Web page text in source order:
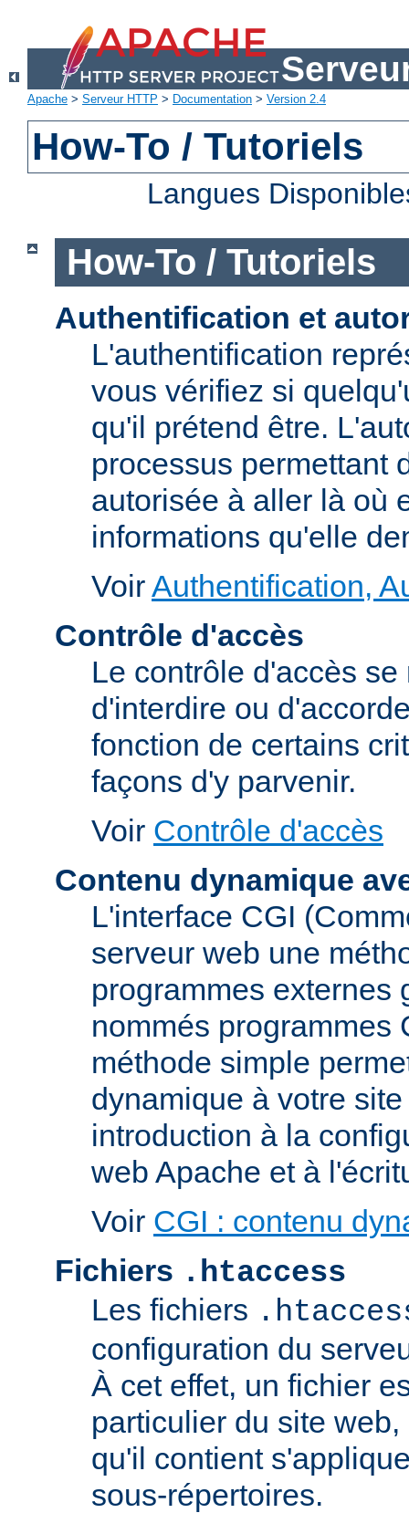
Apache > Serveur HTTP > Documentation > Version 2.4
How-To / Tutoriels
Langues
How-To / Tutoriels
Authentification et
L'authentification
vous vérifiez si
qu'il prétend être.
processus permettant
autorisée à aller là où
informations qu'elle
VoirAuthentification,
Contrôle d'accès
Le contrôle d'accès
d'interdire ou
fonction de certains
façons d'y parvenir.
Voir Contrôle d'accès
Contenu dynamique
L'interface CGI
serveur web une
programmes externes
nommés programmes
méthode simple
dynamique à votre
introduction à la
web Apache et à
Voir CGI : contenu
Fichiers .htaccess
Les fichiers
configuration du
À cet effet, un fichier
particulier du site
qu'il contient
sous-répertoires.